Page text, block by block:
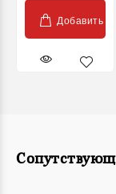
Добавить